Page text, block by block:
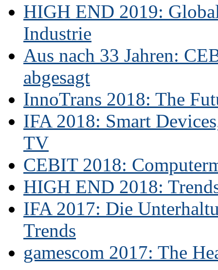
HIGH END 2019:
Industrie
Aus nach 33 Jahren:
abgesagt
InnoTrans 2018: The
IFA 2018: Smart
TV
CEBIT 2018:
HIGH END 2018:
IFA 2017: Die
Trends
gamescom 2017: The